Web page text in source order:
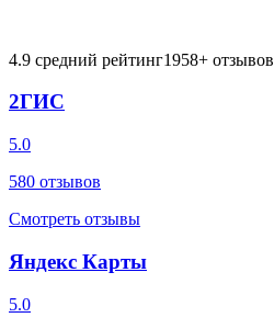
4.9 средний рейтинг1958+ отзывов
2ГИС
5.0
580 отзывов
Смотреть отзывы
Яндекс Карты
5.0